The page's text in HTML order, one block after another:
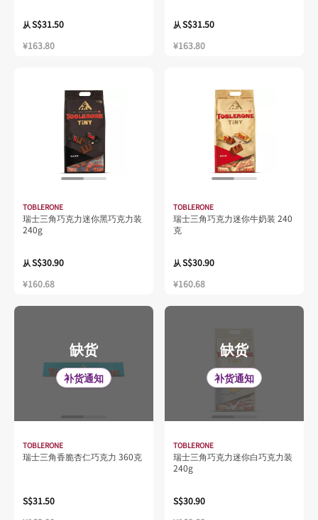
从S$31.50
¥163.80
从S$31.50
¥163.80
TOBLERONE
瑞士三角巧克力迷你黑巧克力装
240g
从S$30.90
¥160.68
TOBLERONE
瑞士三角巧克力迷你牛奶装 240
克
从S$30.90
¥160.68
缺货
补货通知
TOBLERONE
瑞士三角香脆杏仁巧克力 360克
S$31.50
缺货
补货通知
TOBLERONE
瑞士三角巧克力迷你白巧克力装
240g
S$30.90